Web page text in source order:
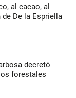
al cacao, al
De la Espriella
decretó
forestales